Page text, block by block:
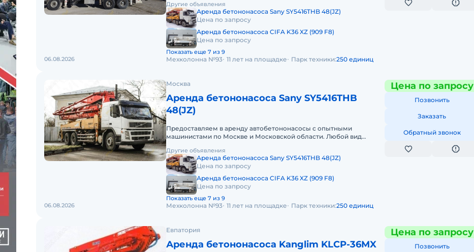
Другие объявления
Аренда бетононасоса Sany SY5416THB 48(JZ)
Цена по запросу
Аренда бетононасоса CIFA K36 XZ (909 F8)
Цена по запросу
Показать еще 7 из 9
06.08.2026 Мехколонна №93 11 лет на площадке Парк техники:250 единиц
Москва
Аренда бетононасоса Sany SY5416THB
48(JZ)
Предоставляем в аренду автобетононасосы с опытными
машинистами по Москве и Московской области. Любой вид
Другие объявления
Аренда бетононасоса Sany SY5416THB 48(JZ)
Цена по запросу
Аренда бетононасоса CIFA K36 XZ (909 F8)
Цена по запросу
Показать еще 7 из 9
Цена по запросу
Позвонить
Заказать
Обратный звонок
06.08.2026 Мехколонна №93 11 лет на площадке Парк техники:250 единиц
Евпатория
Аренда бетононасоса Kanglim KLCP-36MX
Цена по запросу
Позвонить